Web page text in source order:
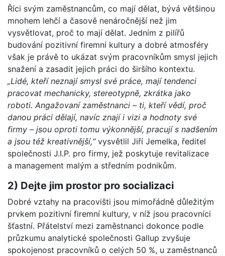
Říci svým zaměstnancům, co mají dělat, bývá většinou
mnohem lehčí a časově nenáročnější než jim
vysvětlovat, proč to mají dělat. Jedním z pilířů
budování pozitivní firemní kultury a dobré atmosféry
však je právě to ukázat svým pracovníkům smysl jejich
snažení a zasadit jejich práci do širšího kontextu.
„Lidé, kteří neznají smysl své práce, mají tendenci
pracovat mechanicky, stereotypně, zkrátka jako
roboti. Angažovaní zaměstnanci – ti, kteří vědí, proč
danou práci dělají, navíc znají i vizi a hodnoty své
firmy – jsou oproti tomu výkonnější, pracují s nadšením
a jsou též kreativnější,“vysvětlil Jiří Jemelka, ředitel
společnosti J.I.P. pro firmy, jež poskytuje revitalizace
a management malým a středním podnikům.
2) Dejte jim prostor pro socializaci
Dobré vztahy na pracovišti jsou mimořádně důležitým
prvkem pozitivní firemní kultury, v níž jsou pracovníci
šťastní. Přátelství mezi zaměstnanci dokonce podle
průzkumu analytické společnosti Gallup zvyšuje
spokojenost pracovníků o celých 50 %, u zaměstnanců